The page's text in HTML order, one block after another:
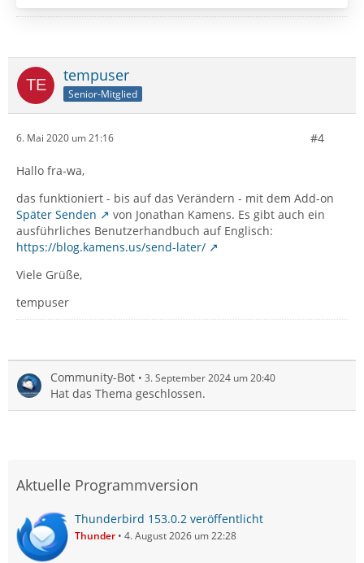
tempuser
Senior-Mitglied
6. Mai 2020 um 21:16 #4
Hallo fra-wa,
das funktioniert - bis auf das Verändern - mit dem Add-on
Später Senden
von Jonathan Kamens. Es gibt auch ein
ausführliches Benutzerhandbuch auf Englisch:
https://blog.kamens.us/send-later/
Viele Grüße,
tempuser
Community-Bot 3. September 2024 um 20:40
Hat das Thema geschlossen.
Aktuelle Programmversion
Thunderbird 153.0.2 veröffentlicht
Thunder 4. August 2026 um 22:28